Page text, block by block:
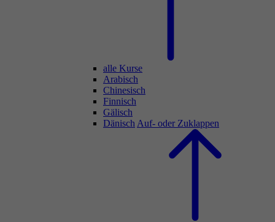
alle Kurse
Arabisch
Chinesisch
Finnisch
Gälisch
Dänisch Auf- oder Zuklappen